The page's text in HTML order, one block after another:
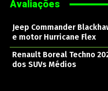
Avaliações
Jeep Commander
e motor Hurricane Flex
Renault Boreal Techno
dos SUVs Médios